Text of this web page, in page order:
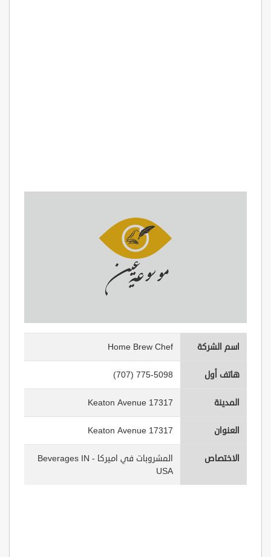
اسم الشركة Home Brew Chef
هاتف أول (707) 775-5098
المدينة 17317 Keaton Avenue
العنوان 17317 Keaton Avenue
الاختصاص
المشروبات في اميركا - Beverages IN
USA